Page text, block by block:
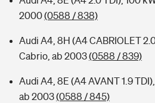
2000(0588 / 838)
Audi A4, 8H (A4 CABRIOLET
Cabrio, ab 2003(0588 / 839)
Audi A4, 8E (A4 AVANT 1.9
ab 2003(0588 / 845)